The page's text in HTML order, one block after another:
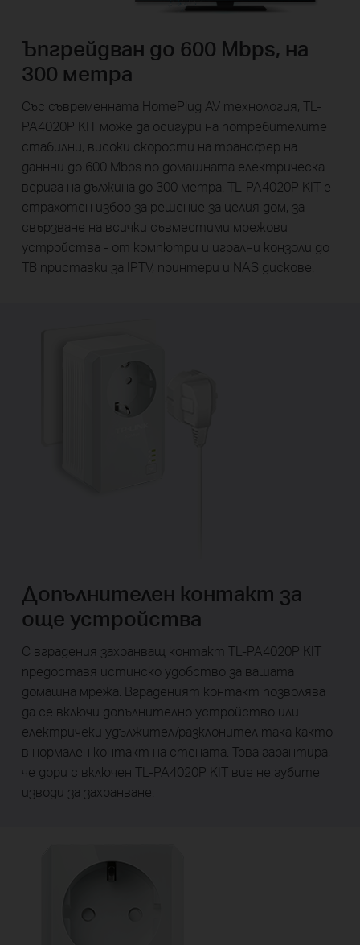
Ъпгрейдван до 600 Mbps, на
300 метра
Със съвременната HomePlug AV технология, TL-
PA4020P KIT може да осигури на потребителите
стабилни, високи скорости на трансфер на
даннни до 600 Mbps по домашната електрическа
верига на дължина до 300 метра. TL-PA4020P KIT е
страхотен избор за решение за целия дом, за
свързване на всички съвместими мрежови
устройства - от компютри и игрални конзоли до
ТВ приставки за IPTV, принтери и NAS дискове.
Допълнителен контакт за
още устройства
С вградения захранващ контакт TL-PA4020P KIT
предоставя истинско удобство за вашата
домашна мрежа. Вграденият контакт позволява
да се включи допълнително устройство или
електричеки удължител/разклонител така както
в нормален контакт на стената. Това гарантира,
че дори с включен TL-PA4020P KIT вие не губите
изводи за захранване.